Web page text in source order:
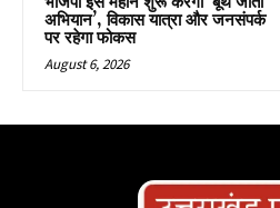
अभियान’, विकास यात्रा और जनसंपर्क
पर रहेगा फोकस
August 6, 2026